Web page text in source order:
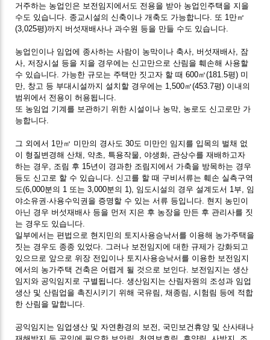
거주하는 농업인은 보전임지에서도 전용을 받아 농업인주택을 지을
수도 있습니다. 종교시설의 신축이나 개축도 가능합니다. 또 1만㎡
(3,025평)까지 버섯재배사나 과수원 등을 만들 수도 있습니다.
농업인이나 임업에 종사하는 사람이 농막이나 축사, 버섯재배사, 잠
사, 저장시설 등을 지을 경우에는 신고만으로 산림을 훼손해 사용할
수 있습니다. 가능한 규모는 주택만 짓고자 할 때 600㎡(181.5평) 미
만, 창고 등 부대시설까지 설치할 경우에는 1,500㎡(453.7평) 이내의
범위에서 전용이 허용됩니다.
또 농임업 기계를 보관하기 위한 시설이나 농막, 농로도 신고로만 가
능합니다.
그 외에서 1만㎡ 미만의 경사도 30도 미만인 임지를 입목의 벌채 없
이 형질변경해 산채, 약초, 특용작물, 야생화, 관상수를 재배하고자
하는 경우, 조림 후 15년이 경과한 조림지에서 가축을 방목하는 경우
등도 신고로 할 수 있습니다. 신고를 할 때 구비서류는 훼손 실측구역
도(6,000분의 1 또는 3,000분의 1), 임도시설의 경우 설계도서 1부, 임
야소유권·사용수익권을 증명할 수 있는 서류 등입니다. 현지 농민이
아닌 경우 버섯재배사 등을 먼저 지은 후 농장을 만든 후 관리사를 짓
는 경우도 있습니다.
일부에서는 편법으로 현지민의 토지사용승낙서를 이용해 농가주택을
짓는 경우도 종종 있었다. 그러나 보전임지에 대한 규제가 강화되고
있으므로 앞으로 위장 전입이나 토지사용승낙서를 이용한 보전임지
에서의 농가주택 건축은 어렵게 될 것으로 보인다. 보전임지는 생산
임지와 공익임지로 구별됩니다. 생산임지는 산림자원의 조성과 임업
생산 및 산림업을 촉진시키기 위해 국유림, 채종림, 시험림 등에 적합
한 산림을 말합니다.
공익임지는 임업생산 및 자연환경의 보전, 국민보건휴양 및 산사태나